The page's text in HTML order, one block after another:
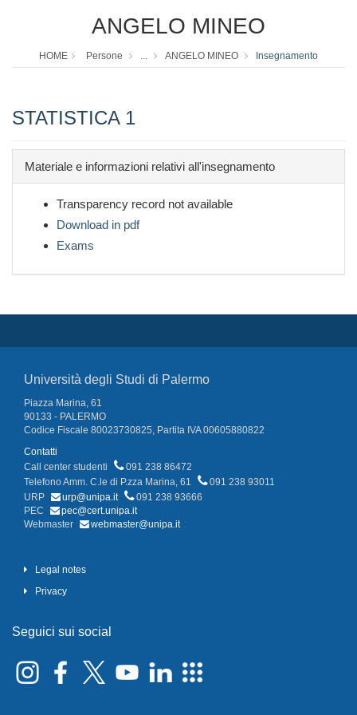
ANGELO MINEO
HOME Persone ... ANGELO MINEO Insegnamento
STATISTICA 1
Materiale e informazioni relativi all'insegnamento
Transparency record not available
Download in pdf
Exams
Università degli Studi di Palermo
Piazza Marina, 61
90133 - PALERMO
Codice Fiscale 80023730825, Partita IVA 00605880822
Contatti
Call center studenti
091 238 86472
Telefono Amm. C.le di P.zza Marina, 61
091 238 93011
URP
urp@unipa.it
091 238 93666
PEC
pec@cert.unipa.it
Webmaster
webmaster@unipa.it
Legal notes
Privacy
Seguici sui social